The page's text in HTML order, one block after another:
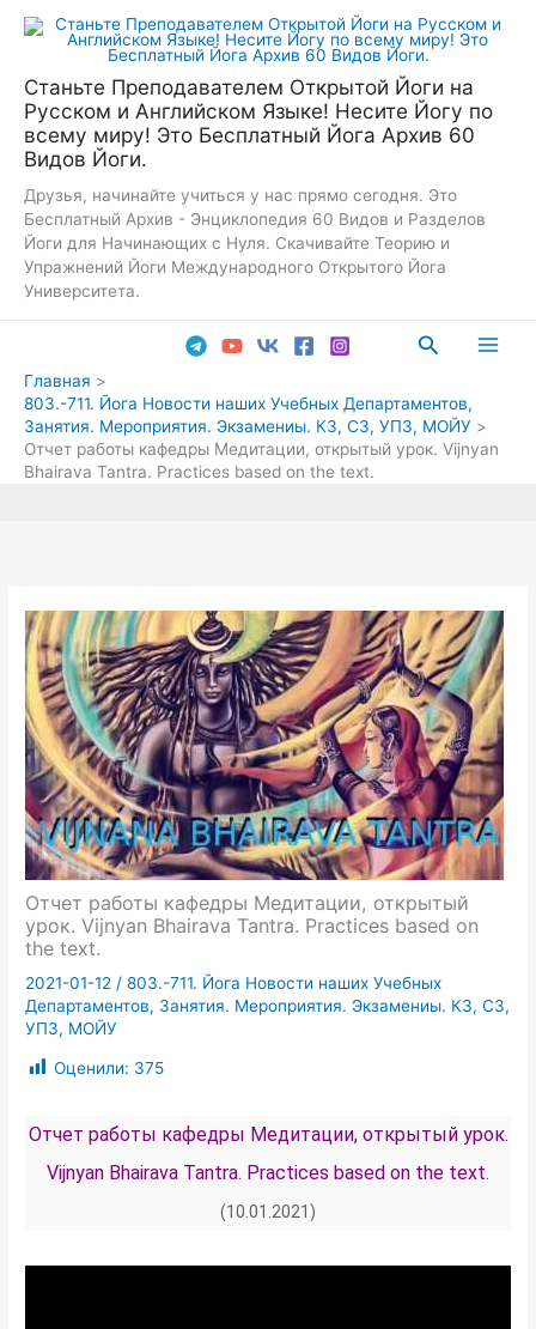
Перейти
Станьте Преподавателем Открытой Йоги на
Русском и Английском Языке! Несите Йогу по
всему миру! Это Бесплатный Йога Архив 60
Видов Йоги.
Друзья, начинайте учиться у нас прямо сегодня. Это
Бесплатный Архив - Энциклопедия 60 Видов и Разделов
Йоги для Начинающих с Нуля. Скачивайте Теорию и
Упражнений Йоги Международного Открытого Йога
Университета.
Поиск
Главная
803.-711. Йога Новости наших Учебных Департаментов,
Занятия. Мероприятия. Экзамениы. КЗ, СЗ, УПЗ, МОЙУ
Отчет работы кафедры Медитации, открытый урок. Vijnyan
Bhairava Tantra. Practices based on the text.
Отчет работы кафедры Медитации, открытый
урок. Vijnyan Bhairava Tantra. Practices based on
the text.
2021-01-12 /803.-711. Йога Новости наших Учебных
Департаментов, Занятия. Мероприятия. Экзамениы. КЗ, СЗ,
УПЗ, МОЙУ
Оценили: 375
Отчет работы кафедры Медитации, открытый урок.
Vijnyan Bhairava Tantra. Practices based on the text.
(10.01.2021)